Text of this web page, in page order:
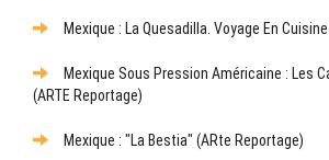
Mexique : La Quesadilla. Voyage En
Mexique Sous Pression Américaine : Les
(ARTE Reportage)
Mexique : "La Bestia" (ARte Reportage)